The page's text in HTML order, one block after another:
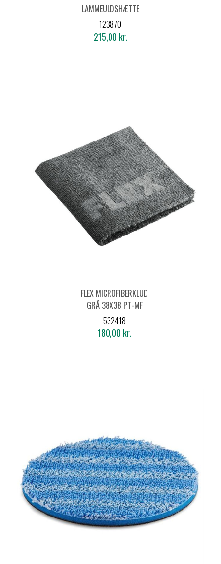
LAMMEULDSHÆTTE
WH-C Ø180
123870
215,00 kr.
FLEX MICROFIBERKLUD
GRÅ 38X38 PT-MF
380
532418
180,00 kr.